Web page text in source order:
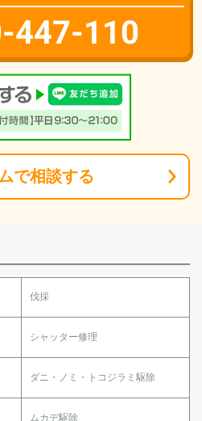
447-110
で相談する
伐採
シャッター修理
ダニ・ノミ・トコジラミ駆除
ムカデ駆除